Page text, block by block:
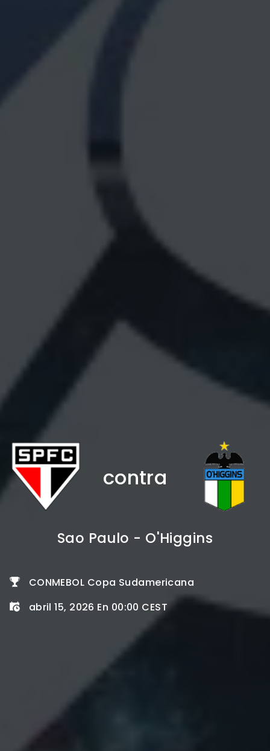
contra
Sao Paulo - O'Higgins
CONMEBOL Copa Sudamericana
abril 15, 2026 En 00:00 CEST